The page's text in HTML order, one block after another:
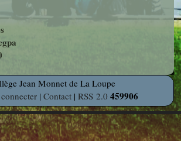
Education
Musicale
Jean Monnet de La Loupe
| Contact | RSS 2.0 459906